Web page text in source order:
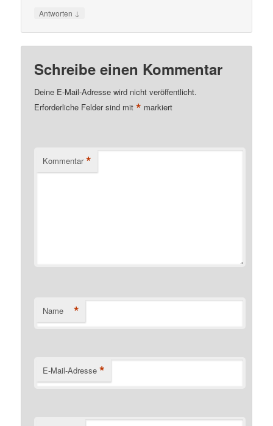
Antworten ↓
Schreibe einen Kommentar
Deine E-Mail-Adresse wird nicht veröffentlicht.
Erforderliche Felder sind mit* markiert
Kommentar *
Name *
E-Mail-Adresse *